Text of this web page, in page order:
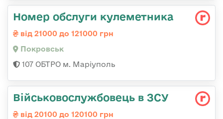
Номер обслуги кулеметника
від 21000 до 121000 грн
Покровськ
107 ОБТРО м. Маріуполь
Військовослужбовець в ЗСУ
від 20100 до 120100 грн